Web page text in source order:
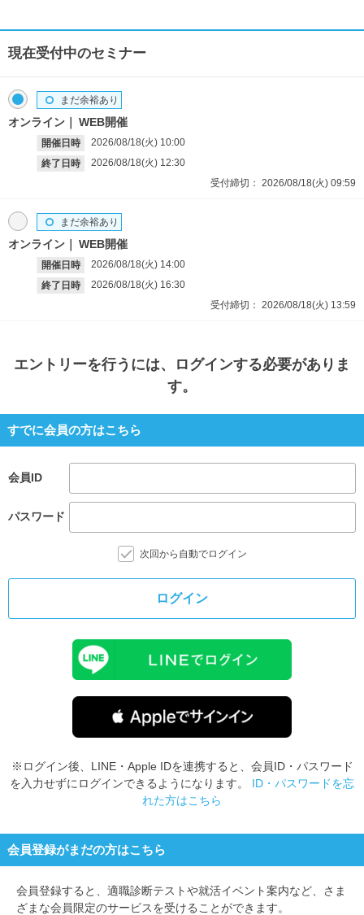
現在受付中のセミナー
オンライン WEB開催
開催日時 2026/08/18(火) 10:00
終了日時
2026/08/18(火) 12:30
まだ余裕あり
受付締切： 2026/08/18(火) 09:59
オンライン WEB開催
開催日時 2026/08/18(火) 14:00
終了日時
2026/08/18(火) 16:30
まだ余裕あり
受付締切： 2026/08/18(火) 13:59
エントリーを行うには、ログインする必要がありま
す。
すでに会員の方はこちら
会員ID
パスワード
次回から自動でログイン
ログイン
※ログイン後、LINE・Apple IDを連携すると、会員ID・パスワード
を入力せずにログインできるようになります。 ID・パスワードを忘
れた方はこちら
会員登録がまだの方はこちら
会員登録すると、 適職診断テストや就活イベント案内など、さま
ざまな会員限定のサービスを受けることができます。